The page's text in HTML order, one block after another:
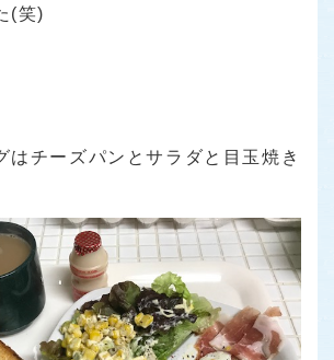
(笑)
はチーズパンとサラダと目玉焼き